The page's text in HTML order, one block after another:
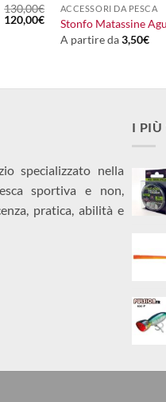
130,00€
Il
prezzo
120,00€Il
prezzo
attuale
ACCESSORI DA PESCA
Stonfo Matassine
A partire da3,50€
specializzato nella
sportiva e non,
pratica, abilità e
I PIÙ